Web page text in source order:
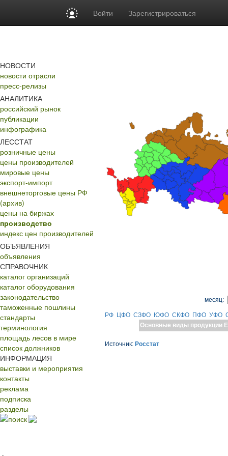
Войти Зарегистрироваться
НОВОСТИ
новости отрасли
пресс-релизы
АНАЛИТИКА
российский рынок
публикации
инфографика
ЛЕССТАТ
розничные цены
цены производителей
мировые цены
экспорт-импорт
внешнеторговые цены РФ
(архив)
цены на биржах
производство
индекс цен производителей
ОБЪЯВЛЕНИЯ
объявления
СПРАВОЧНИК
каталог организаций
каталог оборудования
законодательство
таможенные пошлины
стандарты
терминология
площадь лесов в мире
список должников
ИНФОРМАЦИЯ
выставки и мероприятия
контакты
реклама
подписка
разделы
поиск
месяц:
РФ ЦФО СЗФО ЮФО СКФО ПФО УФО
Основные виды продукции
Источник: Росстат